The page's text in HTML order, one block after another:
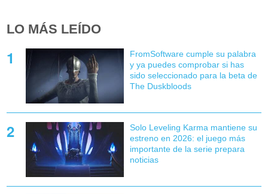
LO MÁS LEÍDO
FromSoftware cumple su palabra
y ya puedes comprobar si has
sido seleccionado para la beta de
The Duskbloods
Solo Leveling Karma mantiene su
estreno en 2026: el juego más
importante de la serie prepara
noticias